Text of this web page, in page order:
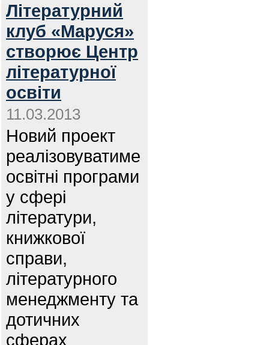
Літературний
клуб «Маруся»
створює Центр
літературної
освіти
11.03.2013
Новий проект
реалізовуватиме
освітні програми
у сфері
літератури,
книжкової
справи,
літературного
менеджменту та
дотичних
сферах